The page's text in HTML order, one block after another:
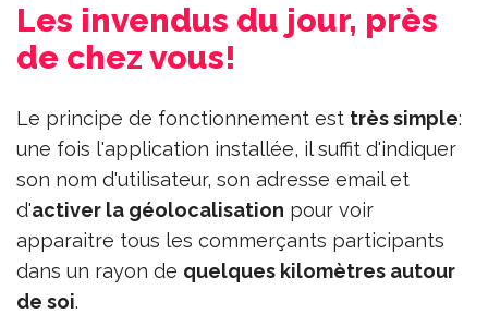
Les invendus du jour, près
de chez vous!
Le principe de fonctionnement est très simple:
une fois l'application installée, il suffit d'indiquer
son nom d'utilisateur, son adresse email et
d'activer la géolocalisation pour voir
apparaitre tous les commerçants participants
dans un rayon de quelques kilomètres autour
de soi.